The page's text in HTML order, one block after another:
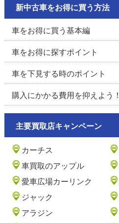
新中古車をお得に買う方法
車をお得に買う基本編
車をお得に探すポイント
車を下見する時のポイント
購入にかかる費用を抑えよう！
主要買取店キャンペーン
カーチス
車買取のアップル
愛車広場カーリンク
ジャック
アラジン